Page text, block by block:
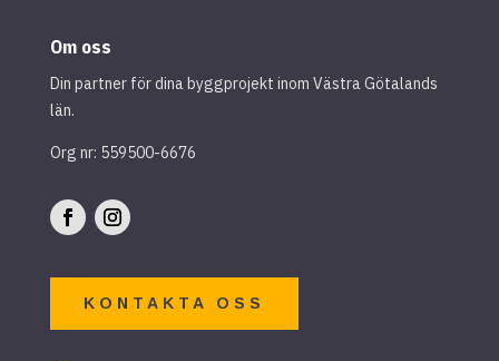
Om oss
Din partner för dina byggprojekt inom Västra Götalands
län.
Org nr: 559500-6676
KONTAKTA OSS